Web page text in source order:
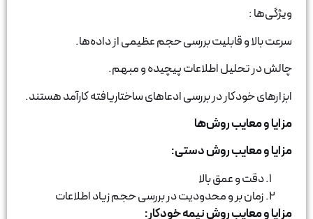
بررسی حجم عظیمی از داده‌ها.
اطلاعات پیچیده و مبهم.
در بررسی ادعاهای ساختاریافته کارآمد هستند.
روش‌ها
روش دستی:
و محدودیت در بررسی حجم زیاد اطلاعات
روش نیمه خودکار: